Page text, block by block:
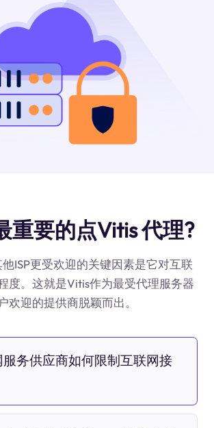
重要的点Vitis 代理?
ISP更受欢迎的关键因素是它对互联
度。这就是Vitis作为最受代理服务器
欢迎的提供商脱颖而出。
务供应商如何限制互联网接